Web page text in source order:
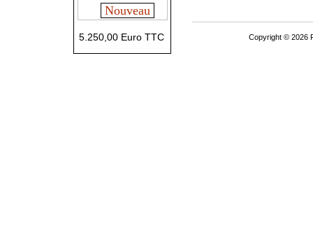
Nouveau
5.250,00 Euro TTC Copyright © 2026